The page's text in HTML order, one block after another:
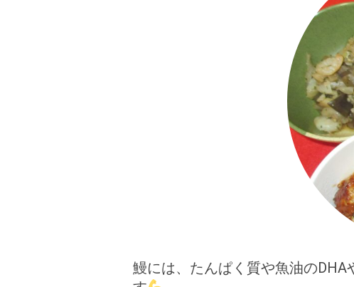
鰻には、たんぱく質や魚油の